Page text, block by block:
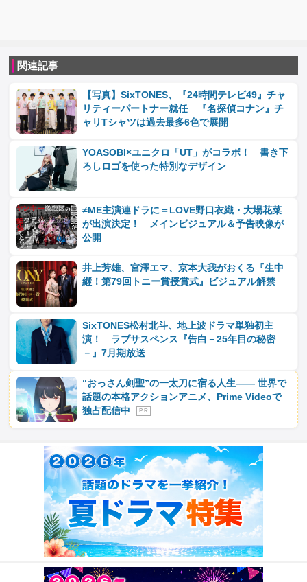
関連記事
【写真】SixTONES、『24時間テレビ49』チャ
リティーパートナー就任 『名探偵コナン』チ
ャリTシャツは過去最多6色で展開
YOASOBI×ユニクロ「UT」がコラボ！ 書き下
ろしロゴを使った特別なデザイン
≠ME主演連ドラに＝LOVE野口衣織・大場花菜
が出演決定！ メインビジュアル＆予告映像が
公開
井上芳雄、宮澤エマ、京本大我がおくる『生中
継！第79回トニー賞授賞式』ビジュアル解禁
SixTONES松村北斗、地上波ドラマ単独初主
演！ ラブサスペンス『告白－25年目の秘密
－』7月期放送
“おっさん剣聖”の一太刀に宿る人生―― 世界で
話題の本格アクションアニメ、Prime Videoで
独占配信中
P R